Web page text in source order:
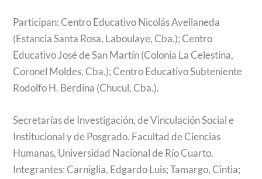
Participan: Centro Educativo Nicolás Avellaneda
(Estancia Santa Rosa, Laboulaye, Cba.); Centro
Educativo José de San Martín (Colonia La Celestina,
Coronel Moldes, Cba.); Centro Educativo Subteniente
Rodolfo H. Berdina (Chucul, Cba.).
Secretarías de Investigación, de Vinculación Social e
Institucional y de Posgrado. Facultad de Ciencias
Humanas, Universidad Nacional de Río Cuarto.
Integrantes: Carniglia, Edgardo Luis; Tamargo, Cintia;